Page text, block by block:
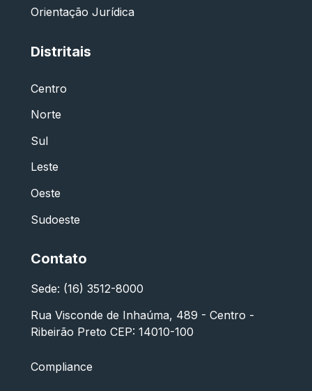
Orientação Jurídica
Distritais
Centro
Norte
Sul
Leste
Oeste
Sudoeste
Contato
Sede: (16) 3512-8000
Rua Visconde de Inhaúma, 489 - Centro -
Ribeirão Preto CEP: 14010-100
Compliance